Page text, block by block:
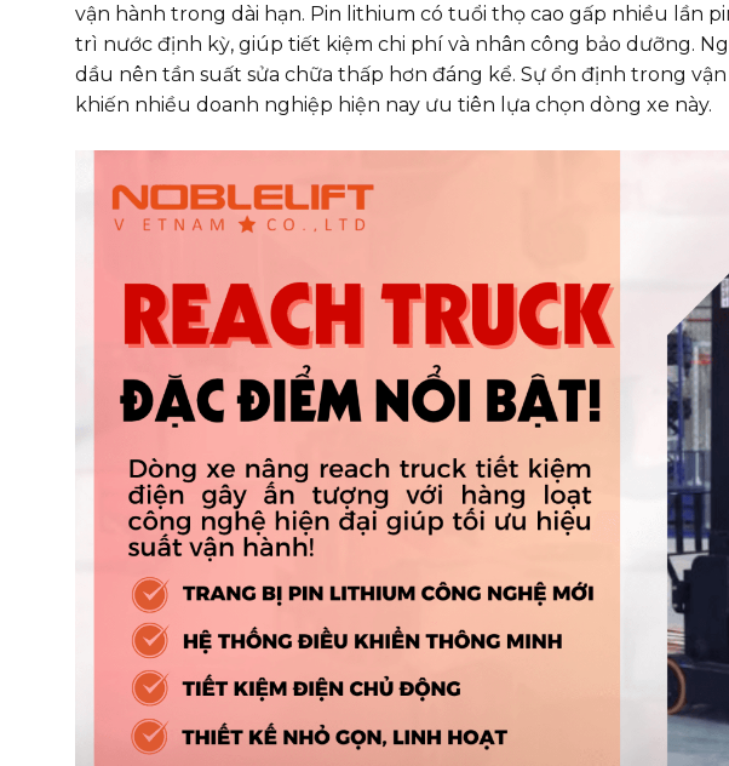
vận hành trong dài hạn. Pin lithium có tuổi thọ cao gấp nhiều lần
trì nước định kỳ, giúp tiết kiệm chi phí và nhân công bảo dưỡng.
dầu nên tần suất sửa chữa thấp hơn đáng kể. Sự ổn định trong
khiến nhiều doanh nghiệp hiện nay ưu tiên lựa chọn dòng xe này.